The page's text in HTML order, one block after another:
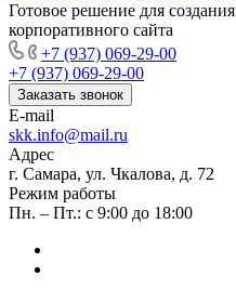
Готовое решение для создания
корпоративного сайта
+7 (937) 069-29-00
+7 (937) 069-29-00
Заказать звонок
E-mail
skk.info@mail.ru
Адрес
г. Самара, ул. Чкалова, д. 72
Режим работы
Пн. – Пт.: с 9:00 до 18:00